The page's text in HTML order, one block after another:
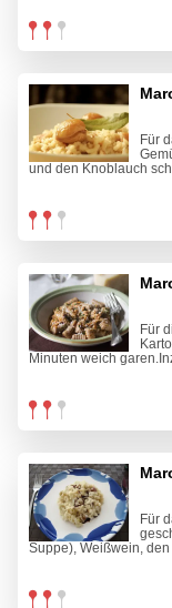
Für
und den Knoblauch
Für
Minuten weich
Für
Suppe), Weißwein,